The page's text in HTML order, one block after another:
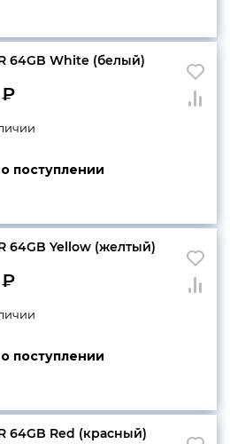
64GB White (белый)
₽
поступлении
64GB Yellow (желтый)
₽
поступлении
64GB Red (красный)